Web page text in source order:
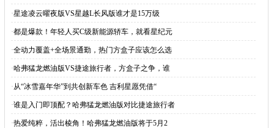
·星途凌云曜夜版VS星越L长风版谁才是15万级
·都是爆款！年轻人买C级新能源轿车，就看星纪元
·全动力覆盖+全场景通勤，热门方盒子应该怎么选
·哈弗猛龙燃油版VS捷途旅行者，方盒子之争，谁
·从“冰雪嘉年华”到共创新车色 吉利星愿凭借“
·谁是入门即顶配？哈弗猛龙燃油版对比捷途旅行者
·热爱纯粹，活出棱角！哈弗猛龙燃油版将于5月2